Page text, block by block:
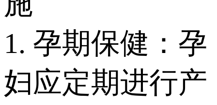
1. 孕期保健：孕
妇应定期进行产